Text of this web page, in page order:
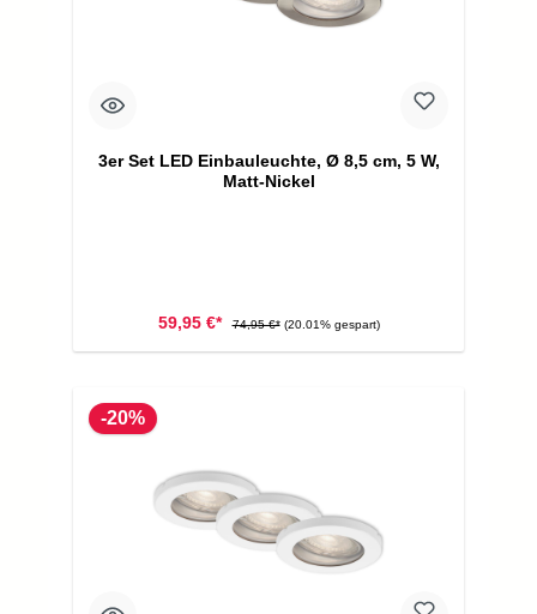
3er Set LED Einbauleuchte, Ø 8,5 cm, 5 W,
Matt-Nickel
59,95 €* 74,95 €* (20.01% gespart)
-20%